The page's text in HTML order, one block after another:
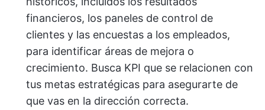
financieros, los paneles de control de
clientes y las encuestas a los empleados,
para identificar áreas de mejora o
crecimiento. Busca KPI que se relacionen con
tus metas estratégicas para asegurarte de
que vas en la dirección correcta.